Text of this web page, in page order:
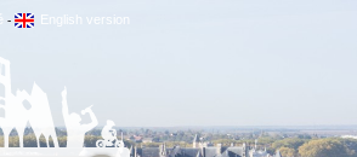
- English version